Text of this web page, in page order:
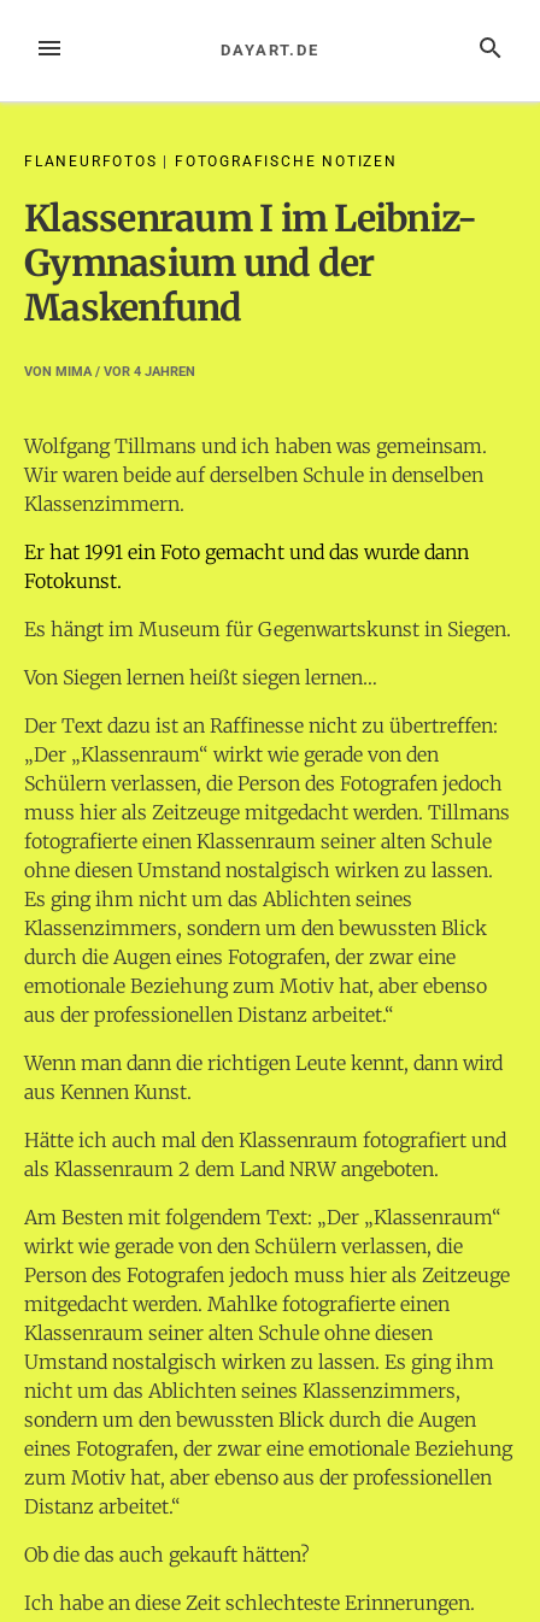
InhaltMENÜ SUCHE
DAYART.DE
FLANEURFOTOS FOTOGRAFISCHE NOTIZEN
Klassenraum I im Leibniz-
Gymnasium und der
Maskenfund
VON MIMA/ VOR 4 JAHREN
Wolfgang Tillmans und ich haben was gemeinsam.
Wir waren beide auf derselben Schule in denselben
Klassenzimmern.
Er hat 1991 ein Foto gemacht und das wurde dann
Fotokunst.
Es hängt im Museum für Gegenwartskunst in Siegen.
Von Siegen lernen heißt siegen lernen…
Der Text dazu ist an Raffinesse nicht zu übertreffen:
„Der „Klassenraum“ wirkt wie gerade von den
Schülern verlassen, die Person des Fotografen jedoch
muss hier als Zeitzeuge mitgedacht werden. Tillmans
fotografierte einen Klassenraum seiner alten Schule
ohne diesen Umstand nostalgisch wirken zu lassen.
Es ging ihm nicht um das Ablichten seines
Klassenzimmers, sondern um den bewussten Blick
durch die Augen eines Fotografen, der zwar eine
emotionale Beziehung zum Motiv hat, aber ebenso
aus der professionellen Distanz arbeitet.“
Wenn man dann die richtigen Leute kennt, dann wird
aus Kennen Kunst.
Hätte ich auch mal den Klassenraum fotografiert und
als Klassenraum 2 dem Land NRW angeboten.
Am Besten mit folgendem Text: „Der „Klassenraum“
wirkt wie gerade von den Schülern verlassen, die
Person des Fotografen jedoch muss hier als Zeitzeuge
mitgedacht werden. Mahlke fotografierte einen
Klassenraum seiner alten Schule ohne diesen
Umstand nostalgisch wirken zu lassen. Es ging ihm
nicht um das Ablichten seines Klassenzimmers,
sondern um den bewussten Blick durch die Augen
eines Fotografen, der zwar eine emotionale Beziehung
zum Motiv hat, aber ebenso aus der professionellen
Distanz arbeitet.“
Ob die das auch gekauft hätten?
Ich habe an diese Zeit schlechteste Erinnerungen.